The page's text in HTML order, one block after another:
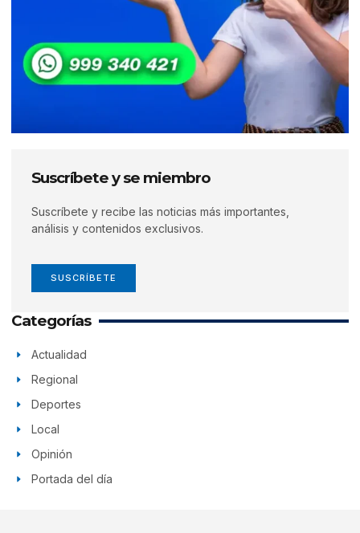
Suscríbete y se miembro
Suscríbete y recibe las noticias más importantes,
análisis y contenidos exclusivos.
SUSCRÍBETE
Categorías
Actualidad
Regional
Deportes
Local
Opinión
Portada del día